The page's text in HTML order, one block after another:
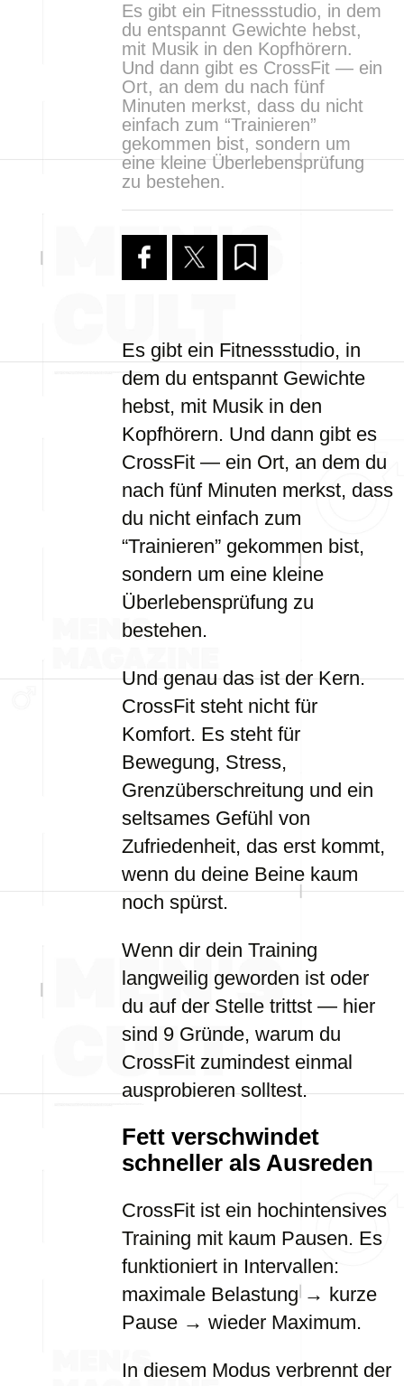
Es gibt ein Fitnessstudio, in dem
du entspannt Gewichte hebst,
mit Musik in den Kopfhörern.
Und dann gibt es CrossFit — ein
Ort, an dem du nach fünf
Minuten merkst, dass du nicht
einfach zum “Trainieren”
gekommen bist, sondern um
eine kleine Überlebensprüfung
zu bestehen.
Es gibt ein Fitnessstudio, in
dem du entspannt Gewichte
hebst, mit Musik in den
Kopfhörern. Und dann gibt es
CrossFit — ein Ort, an dem du
nach fünf Minuten merkst, dass
du nicht einfach zum
“Trainieren” gekommen bist,
sondern um eine kleine
Überlebensprüfung zu
bestehen.
Und genau das ist der Kern.
CrossFit steht nicht für
Komfort. Es steht für
Bewegung, Stress,
Grenzüberschreitung und ein
seltsames Gefühl von
Zufriedenheit, das erst kommt,
wenn du deine Beine kaum
noch spürst.
Wenn dir dein Training
langweilig geworden ist oder
du auf der Stelle trittst — hier
sind 9 Gründe, warum du
CrossFit zumindest einmal
ausprobieren solltest.
Fett verschwindet
schneller als Ausreden
CrossFit ist ein hochintensives
Training mit kaum Pausen. Es
funktioniert in Intervallen:
maximale Belastung → kurze
Pause → wieder Maximum.
In diesem Modus verbrennt der